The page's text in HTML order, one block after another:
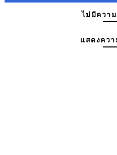
ไม่มีควา
แสดงคว